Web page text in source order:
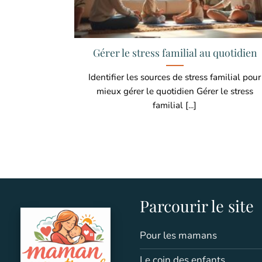
Gérer le stress familial au quotidien
Identifier les sources de stress familial pour
mieux gérer le quotidien Gérer le stress
familial [...]
Parcourir le site
Pour les mamans